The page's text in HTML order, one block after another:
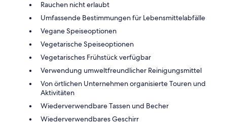
Rauchen nicht erlaubt
Umfassende Bestimmungen für Lebensmittelabfälle
Vegane Speiseoptionen
Vegetarische Speiseoptionen
Vegetarisches Frühstück verfügbar
Verwendung umweltfreundlicher Reinigungsmittel
Von örtlichen Unternehmen organisierte Touren und
Aktivitäten
Wiederverwendbare Tassen und Becher
Wiederverwendbares Geschirr